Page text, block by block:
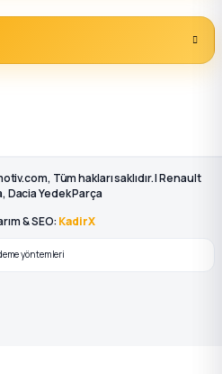
Tüm hakları saklıdır. | Renault
Dacia Yedek Parça
& SEO: KadirX